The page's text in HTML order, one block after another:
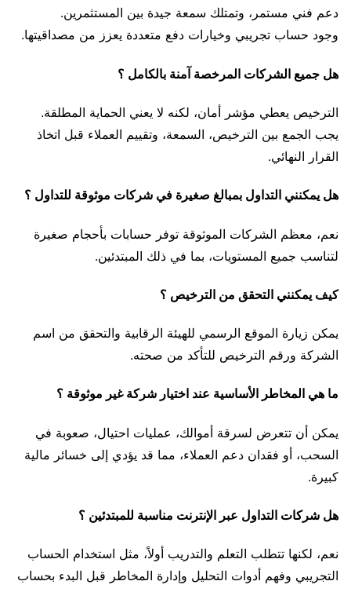
دعم فني مستمر، وتمتلك سمعة جيدة بين المستثمرين.
وجود حساب تجريبي وخيارات دفع متعددة يعزز من مصداقيتها.
هل جميع الشركات المرخصة آمنة بالكامل ؟
الترخيص يعطي مؤشر أمان، لكنه لا يعني الحماية المطلقة.
يجب الجمع بين الترخيص، السمعة، وتقييم العملاء قبل اتخاذ
القرار النهائي.
هل يمكنني التداول بمبالغ صغيرة في شركات موثوقة للتداول ؟
نعم، معظم الشركات الموثوقة توفر حسابات بأحجام صغيرة
لتناسب جميع المستويات، بما في ذلك المبتدئين.
كيف يمكنني التحقق من الترخيص ؟
يمكن زيارة الموقع الرسمي للهيئة الرقابية والتحقق من اسم
الشركة ورقم الترخيص للتأكد من صحته.
ما هي المخاطر الأساسية عند اختيار شركة غير موثوقة ؟
يمكن أن تتعرض لسرقة أموالك، عمليات احتيال، صعوبة في
السحب، أو فقدان دعم العملاء، مما قد يؤدي إلى خسائر مالية
كبيرة.
هل شركات التداول عبر الإنترنت مناسبة للمبتدئين ؟
نعم، لكنها تتطلب التعلم والتدريب أولاً، مثل استخدام الحساب
التجريبي وفهم أدوات التحليل وإدارة المخاطر قبل البدء بحساب